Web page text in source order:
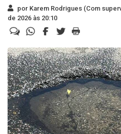
por Karem Rodrigues (Com
de 2026 às 20:10